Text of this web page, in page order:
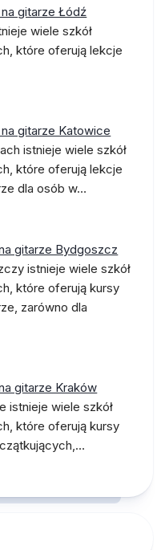
gitarze Łódź
wiele szkół
które oferują lekcje
gitarze Katowice
istnieje wiele szkół
które oferują lekcje
dla osób w…
gitarze Bydgoszcz
istnieje wiele szkół
które oferują kursy
zarówno dla
gitarze Kraków
istnieje wiele szkół
które oferują kursy